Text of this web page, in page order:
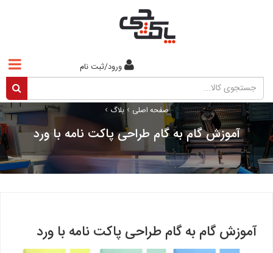
ورود/ثبت نام
صفحه اصلی › بلاگ ›
آموزش گام به گام طراحی پاکت نامه با ورد
آموزش گام به گام طراحی پاکت نامه با ورد